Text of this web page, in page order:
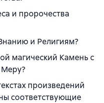
и пророчества
и Религиям?
магический Камень с
произведений
соответствующие